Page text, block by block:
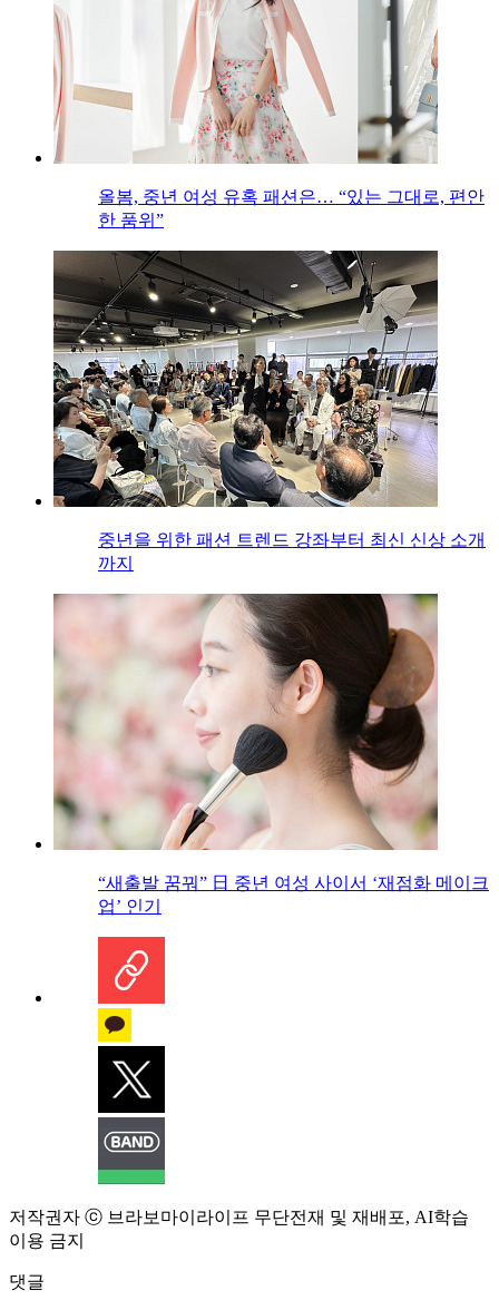
올봄, 중년 여성 유혹 패션은… “있는 그대로, 편안
한 품위”
중년을 위한 패션 트렌드 강좌부터 최신 신상 소개
까지
“새출발 꿈꿔” 日 중년 여성 사이서 ‘재점화 메이크
업’ 인기
저작권자 ⓒ 브라보마이라이프 무단전재 및 재배포, AI학습
이용 금지
댓글